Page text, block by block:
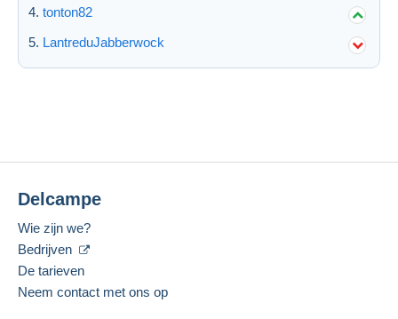
tonton82
LantreduJabberwock
Delcampe
Wie zijn we?
Bedrijven
De tarieven
Neem contact met ons op